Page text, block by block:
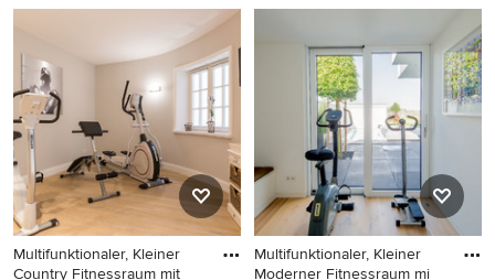
Moderner Fitnessraum mit
Holzboden, beigem Boden,
gewölbter Decke und
Holzdecke in Sonstige
Geräumiger Uriger
Fitnessraum mit beigem
Boden in Sonstige
Multifunktionaler, Kleiner
Country Fitnessraum mit
Multifunktionaler, Kleiner
Moderner Fitnessraum mi